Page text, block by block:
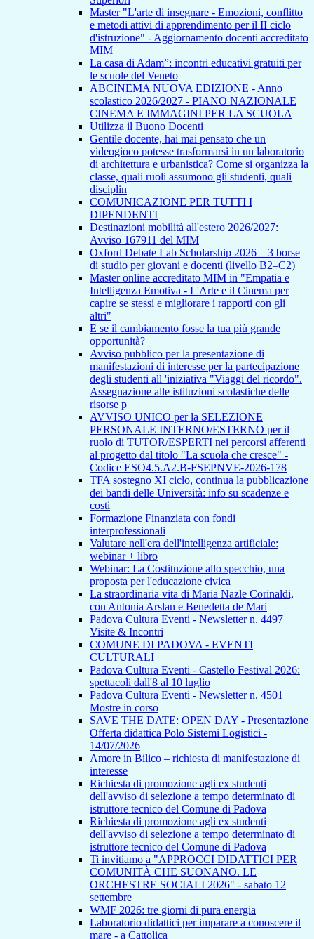
Master "L'arte di insegnare - Emozioni, conflitto
e metodi attivi di apprendimento per il II ciclo
d'istruzione" - Aggiornamento docenti accreditato
MIM
La casa di Adam”: incontri educativi gratuiti per
le scuole del Veneto
ABCINEMA NUOVA EDIZIONE - Anno
scolastico 2026/2027 - PIANO NAZIONALE
CINEMA E IMMAGINI PER LA SCUOLA
Utilizza il Buono Docenti
Gentile docente, hai mai pensato che un
videogioco potesse trasformarsi in un laboratorio
di architettura e urbanistica? Come si organizza la
classe, quali ruoli assumono gli studenti, quali
disciplin
COMUNICAZIONE PER TUTTI I
DIPENDENTI
Destinazioni mobilità all'estero 2026/2027:
Avviso 167911 del MIM
Oxford Debate Lab Scholarship 2026 – 3 borse
di studio per giovani e docenti (livello B2–C2)
Master online accreditato MIM in "Empatia e
Intelligenza Emotiva - L'Arte e il Cinema per
capire se stessi e migliorare i rapporti con gli
altri"
E se il cambiamento fosse la tua più grande
opportunità?
Avviso pubblico per la presentazione di
manifestazioni di interesse per la partecipazione
degli studenti all 'iniziativa "Viaggi del ricordo".
Assegnazione alle istituzioni scolastiche delle
risorse p
AVVISO UNICO per la SELEZIONE
PERSONALE INTERNO/ESTERNO per il
ruolo di TUTOR/ESPERTI nei percorsi afferenti
al progetto dal titolo "La scuola che cresce" -
Codice ESO4.5.A2.B-FSEPNVE-2026-178
TFA sostegno XI ciclo, continua la pubblicazione
dei bandi delle Università: info su scadenze e
costi
Formazione Finanziata con fondi
interprofessionali
Valutare nell'era dell'intelligenza artificiale:
webinar + libro
Webinar: La Costituzione allo specchio, una
proposta per l'educazione civica
La straordinaria vita di Maria Nazle Corinaldi,
con Antonia Arslan e Benedetta de Mari
Padova Cultura Eventi - Newsletter n. 4497
Visite & Incontri
COMUNE DI PADOVA - EVENTI
CULTURALI
Padova Cultura Eventi - Castello Festival 2026:
spettacoli dall'8 al 10 luglio
Padova Cultura Eventi - Newsletter n. 4501
Mostre in corso
SAVE THE DATE: OPEN DAY - Presentazione
Offerta didattica Polo Sistemi Logistici -
14/07/2026
Amore in Bilico – richiesta di manifestazione di
interesse
Richiesta di promozione agli ex studenti
dell'avviso di selezione a tempo determinato di
istruttore tecnico del Comune di Padova
Richiesta di promozione agli ex studenti
dell'avviso di selezione a tempo determinato di
istruttore tecnico del Comune di Padova
Ti invitiamo a "APPROCCI DIDATTICI PER
COMUNITÀ CHE SUONANO. LE
ORCHESTRE SOCIALI 2026" - sabato 12
settembre
WMF 2026: tre giorni di pura energia
Laboratorio didattici per imparare a conoscere il
mare - a Cattolica